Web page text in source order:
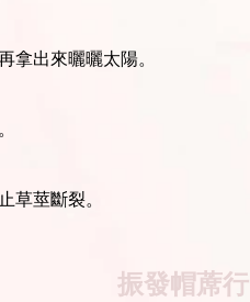
拿出來曬曬太陽。
草莖斷裂。
振發帽蓆行